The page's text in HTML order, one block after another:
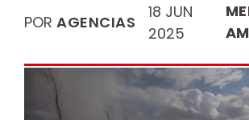
POR AGENCIAS
18 JUN
2025